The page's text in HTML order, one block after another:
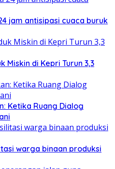
jam antisipasi cuaca buruk
Miskin di Kepri Turun 3,3
Ketika Ruang Dialog
warga binaan produksi